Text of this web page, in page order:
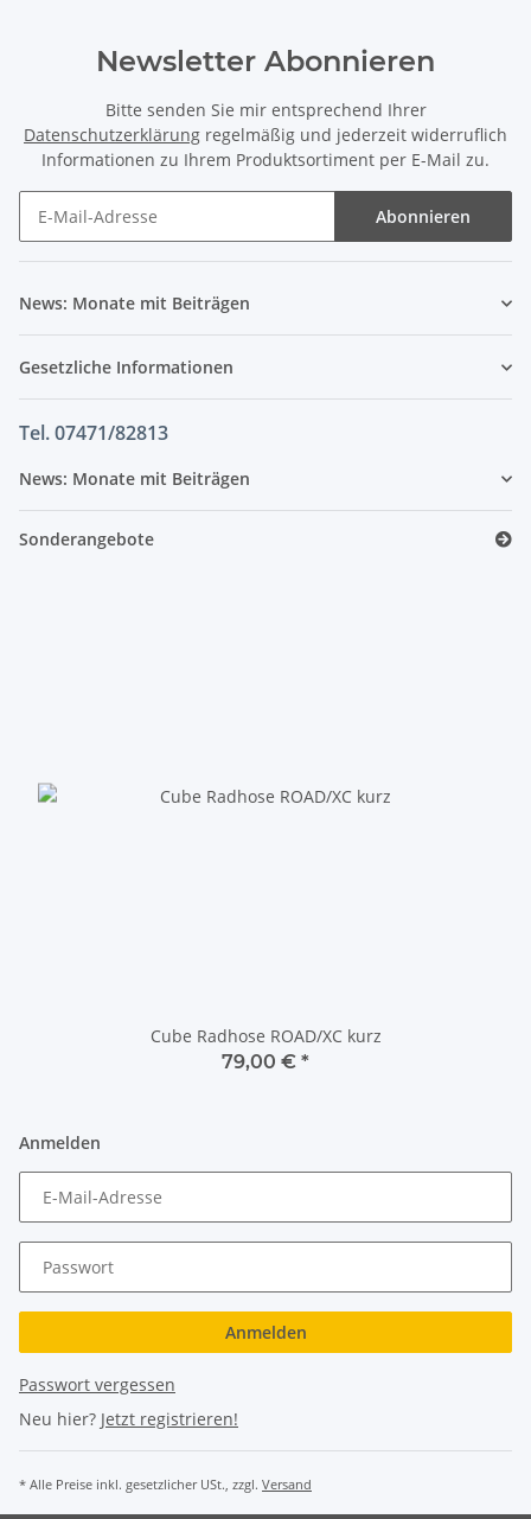
Newsletter Abonnieren
Bitte senden Sie mir entsprechend Ihrer
Datenschutzerklärung regelmäßig und jederzeit widerruflich
Informationen zu Ihrem Produktsortiment per E-Mail zu.
Abonnieren
News: Monate mit Beiträgen
Gesetzliche Informationen
Tel. 07471/82813
News: Monate mit Beiträgen
Sonderangebote
Cube Radhose ROAD/XC kurz
79,00 € *
Anmelden
E-Mail-Adresse
Passwort
Anmelden
Passwort vergessen
Neu hier? Jetzt registrieren!
* Alle Preise inkl. gesetzlicher USt., zzgl. Versand